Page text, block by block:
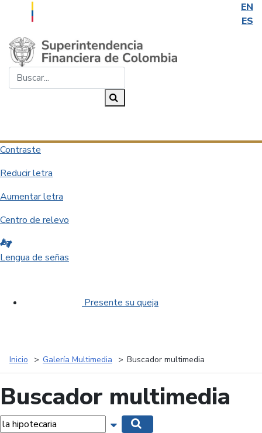
EN
ES
Saltar al contenido principal
Contraste
Reducir letra
Aumentar letra
Centro de relevo
Lengua de señas
Presente su queja
Inicio Galería Multimedia Buscador multimedia
Buscador multimedia
Mostrar opciones de búsqueda